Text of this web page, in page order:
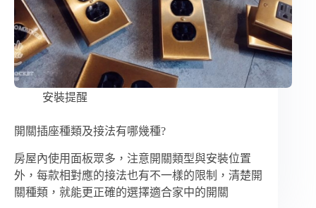
安裝提醒
開關插座種類及接法有哪幾種?
房屋內使用面板眾多，注意開關類型與安裝位置
外，每款相對應的接法也有不一樣的限制，清楚開
關種類，就能更正確的選擇適合家中的開關